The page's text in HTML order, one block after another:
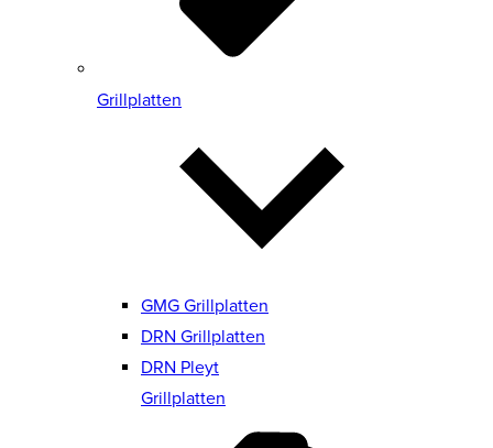
Grillplatten
GMG Grillplatten
DRN Grillplatten
DRN Pleyt
Grillplatten